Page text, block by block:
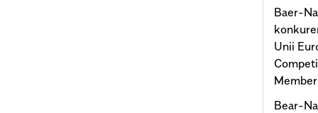
Baer-
Unii
Bear-